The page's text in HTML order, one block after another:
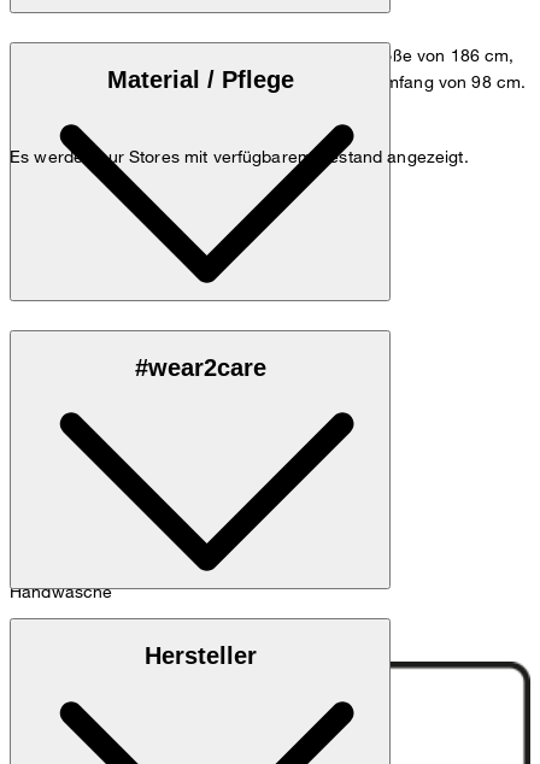
Es werden nur Stores mit verfügbarem Bestand angezeigt.
Das Model trägt die Größe M bei einer Körpergröße von 186 cm,
einem Brustumfang von 98 cm und einem Hüftumfang von 98 cm.
Größentabelle
Material / Pflege
Handwäsche
#wear2care
Hersteller